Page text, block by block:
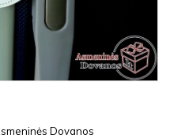
Dovanos